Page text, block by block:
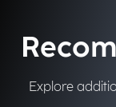
Explore